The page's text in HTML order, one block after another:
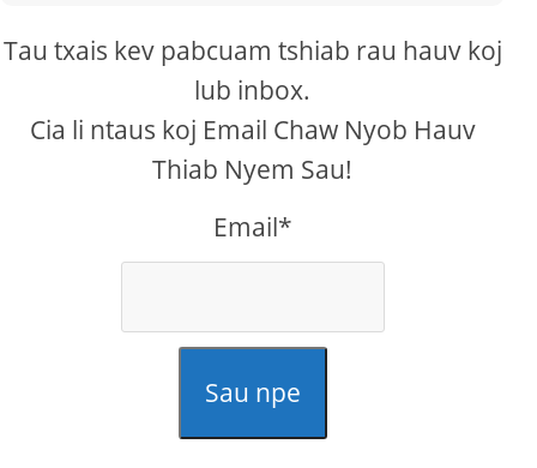
Tau txais kev pabcuam tshiab rau hauv koj
lub inbox.
Cia li ntaus koj Email Chaw Nyob Hauv
Thiab Nyem Sau!
Email*
Sau npe